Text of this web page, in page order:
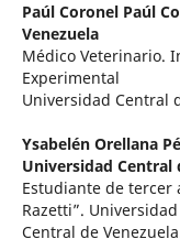
Paúl Coronel Paúl
Venezuela
Médico Veterinario.
Experimental
Universidad Central
Ysabelén Orellana
Universidad Central
Estudiante de tercer
Razetti”. Universidad
Central de